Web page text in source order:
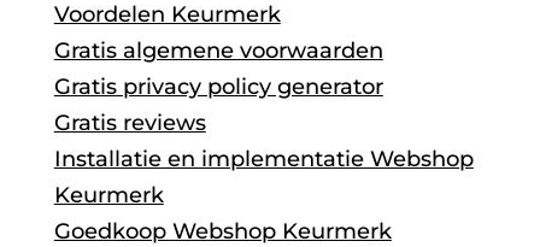
Voordelen Keurmerk
Gratis algemene voorwaarden
Gratis privacy policy generator
Gratis reviews
Installatie en implementatie Webshop
Keurmerk
Goedkoop Webshop Keurmerk